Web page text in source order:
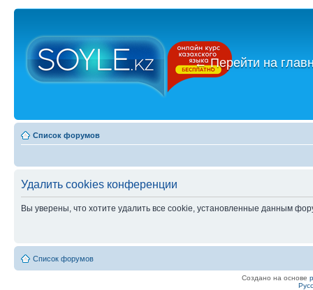
←Перейти на
Список форумов
Удалить cookies конференции
Вы уверены, что хотите удалить все cookie, установленные данным
Список форумов
Создано на основе